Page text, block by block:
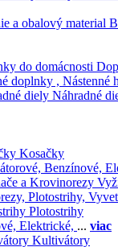
doplnky , Nástenné
Náhradné
Kosačky
Benzínové,
Plotostrihy,
Plotostrihy
Elektrické, ... viac
Kultivátory